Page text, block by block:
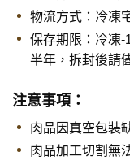
物流方式：冷凍
保存期限： 冷凍-
半年，拆封後請
注意事項：
肉品因真空包裝
肉品加工切割無